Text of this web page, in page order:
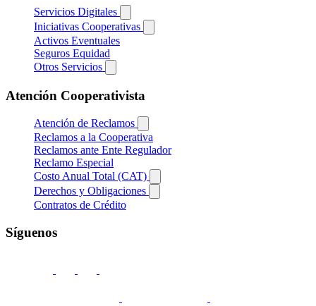
Servicios Digitales
Iniciativas Cooperativas
Activos Eventuales
Seguros Equidad
Otros Servicios
Atención Cooperativista
Atención de Reclamos
Reclamos a la Cooperativa
Reclamos ante Ente Regulador
Reclamo Especial
Costo Anual Total (CAT)
Derechos y Obligaciones
Contratos de Crédito
Síguenos